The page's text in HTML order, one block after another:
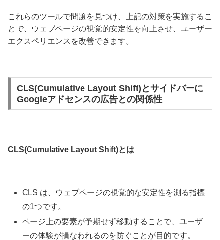
これらのツールで問題を見つけ、上記の対策を実施するこ
とで、ウェブページの視覚的安定性を向上させ、ユーザー
エクスペリエンスを改善できます。
CLS(Cumulative Layout Shift)とサイドバーに
Googleアドセンスの広告との関係性
CLS(Cumulative Layout Shift)とは
CLS は、ウェブページの視覚的な安定性を測る指標
の1つです。
ページ上の要素が予期せず移動することで、ユーザ
ーの体験が損なわれるのを防ぐことが目的です。